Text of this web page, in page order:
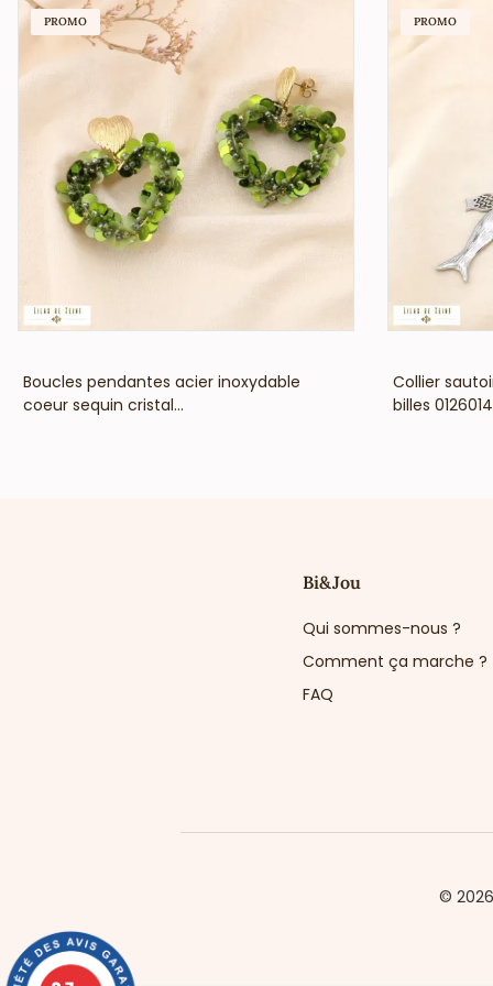
Boucles pendantes acier inoxydable
coeur sequin cristal...
PROMO
Collier
billes 0126014
PROMO
Bi&Jou
Qui sommes-nous ?
Comment ça marche ?
FAQ
©